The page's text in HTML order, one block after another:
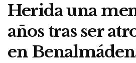
Herida una
años tras ser
en